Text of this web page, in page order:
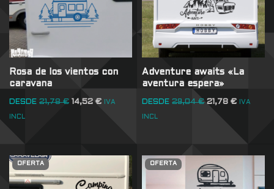
Rosa de los vientos con
caravana
DESDE 21,78€ 14,52 € IVA
INCL
Adventure awaits «La
aventura espera»
DESDE 29,04€ 21,78€ IVA
INCL
OFERTA OFERTA